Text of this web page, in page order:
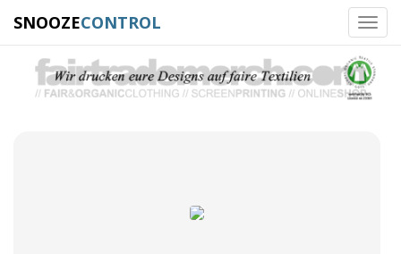
SNOOZECONTROL